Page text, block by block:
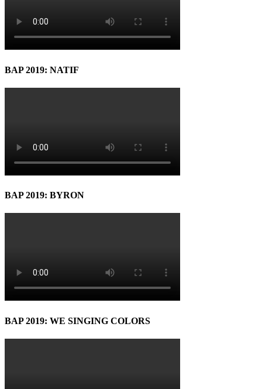
BAP 2019: NATIF
BAP 2019: BYRON
BAP 2019: WE SINGING COLORS